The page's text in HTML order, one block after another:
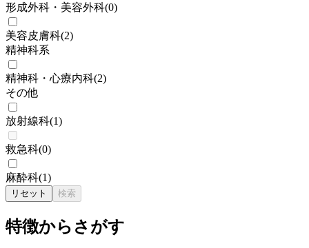
形成外科・美容外科(0)
美容皮膚科(2)
精神科系
精神科・心療内科(2)
その他
放射線科(1)
救急科(0)
麻酔科(1)
リセット 検索
特徴からさがす